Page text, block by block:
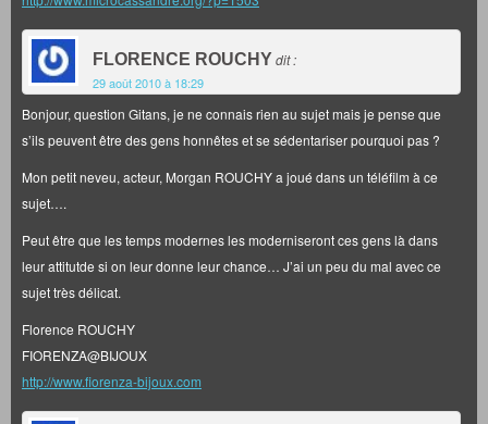
FLORENCE ROUCHYdit :
29 août 2010 à 18:29
Bonjour, question Gitans, je ne connais rien au sujet mais je pense que
s’ils peuvent être des gens honnêtes et se sédentariser pourquoi pas ?
Mon petit neveu, acteur, Morgan ROUCHY a joué dans un téléfilm à ce
sujet….
Peut être que les temps modernes les moderniseront ces gens là dans
leur attitutde si on leur donne leur chance… J’ai un peu du mal avec ce
sujet très délicat.
Florence ROUCHY
FIORENZA@BIJOUX
http://www.fiorenza-bijoux.com